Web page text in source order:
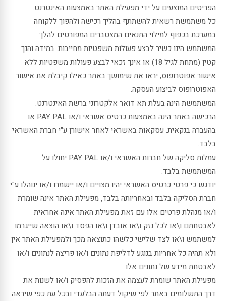
הפריטים המוצעים על ידי מפעילת האתר באמצעות האינטרנט.
כל משתמשת רשאית להשתתף בהליך רכישה ולהפוך ללקוחה
במערכת בכפוף למילוי התנאים המצטברים המפורטים להלן:
המשתמש הינו כשיר לבצע פעולות משפטיות מחייבות. במידה והנך
קטין (מתחת לגיל 18) או אינך זכאי לבצע פעולות משפטיות ללא
אישור אפוטרופוס, יראו את שימושך באתר כאילו קיבלת את אישור
האפוטרופוס לביצוע העסקה.
המשתמשת הינה בעלת תא דואר אלקטרוני ברשת האינטרנט.
הרכישה באתר הינה באמצעות כרטיס אשראי ו/או PAY PAL או
בהעברה בנקאית. עסקאות באשראי לאחר אישורן ע"י חברת האשראי
בלבד.
עמלות סליקה של חברות האשראי ו/או PAY PAL יחולו על
המשתמשת בלבד.
יודגש כי פרטי כרטיס האשראי יהיו מצויים ו/או יישמרו ו/או ינוהלו ע"י
חברת הסליקה בלבד ובאחריותה בלבד, מפעילת האתר אינה שומרת
ו/או מנהלת פרטים אלו עם זאת מפעילת האתר אינה אחראית
לאבטחתם ו\או לכל נזק ו\או אובדן ו\או הפסד ו\או הוצאה שייגרמו
למשתמש ו\או לצד שלישי כלשהו כתוצאה מכך ולמפעילת האתר אין
ולא תהיה כל אחריות בנוגע לדליפת נתונים ו/או פריצה לנתונים ו/או
לאבטחת מידע של נתונים אלו.
מפעילת האתר שומרת לעצמה את הזכות להפסיק ו/או לשנות את
דרך התשלומים באתר לפי שיקול דעתה הבלעדי ובכל עת כפי שיראה